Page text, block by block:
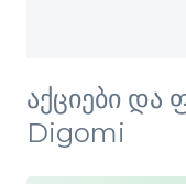
აქციები და
Digomi